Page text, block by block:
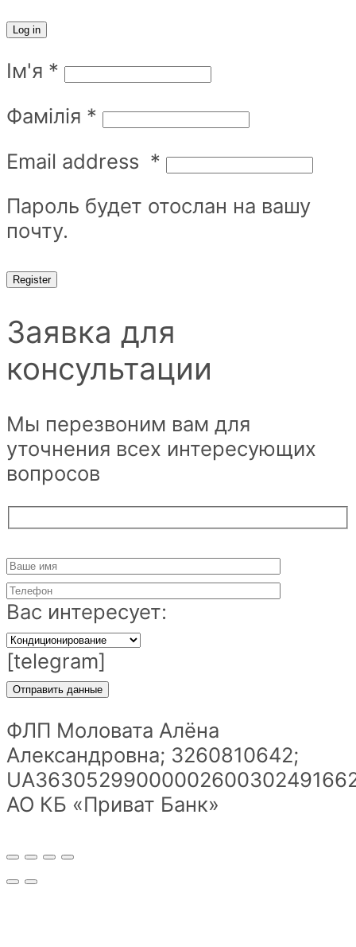
Log in
Ім'я *
Фамілія *
Email address *
Пароль будет отослан на вашу
почту.
Register
Заявка для
консультации
Мы перезвоним вам для
уточнения всех интересующих
вопросов
Вас интересует:
[telegram]
ФЛП Моловата Алёна
Александровна; 3260810642;
АО КБ «Приват Банк»